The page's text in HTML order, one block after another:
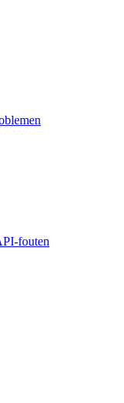
fouten